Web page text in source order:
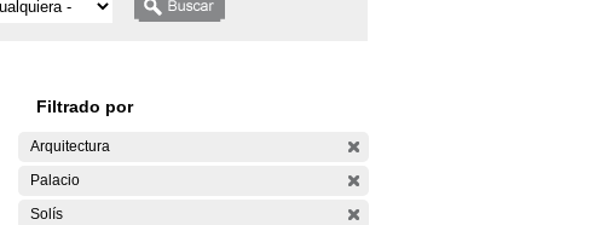
Filtrado por
Arquitectura
Palacio
Solís